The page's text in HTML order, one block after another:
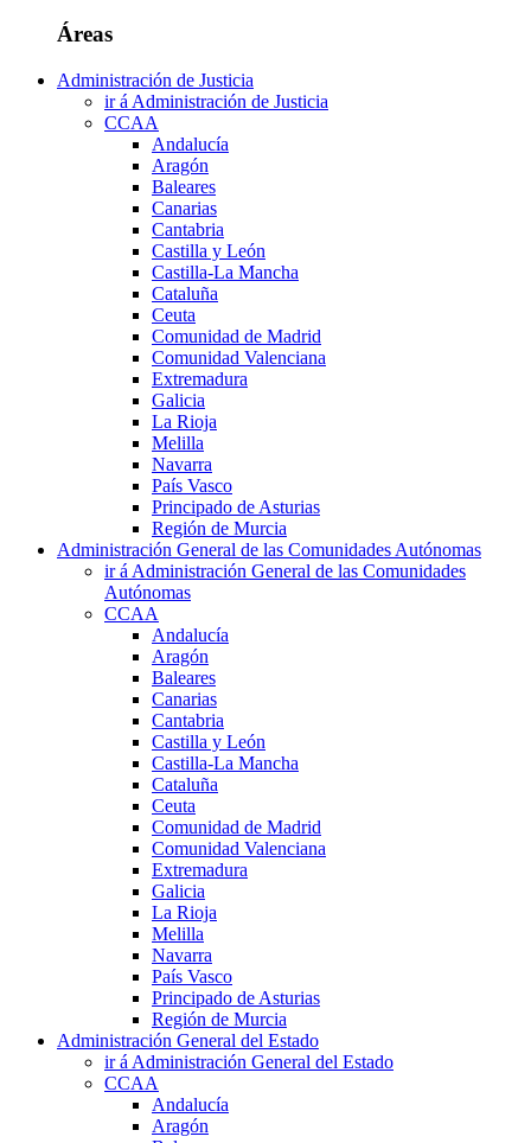
Áreas
Administración de Justicia
ir á Administración de Justicia
CCAA
Andalucía
Aragón
Baleares
Canarias
Cantabria
Castilla y León
Castilla-La Mancha
Cataluña
Ceuta
Comunidad de Madrid
Comunidad Valenciana
Extremadura
Galicia
La Rioja
Melilla
Navarra
País Vasco
Principado de Asturias
Región de Murcia
Administración General de las Comunidades Autónomas
ir á Administración General de las Comunidades
Autónomas
CCAA
Andalucía
Aragón
Baleares
Canarias
Cantabria
Castilla y León
Castilla-La Mancha
Cataluña
Ceuta
Comunidad de Madrid
Comunidad Valenciana
Extremadura
Galicia
La Rioja
Melilla
Navarra
País Vasco
Principado de Asturias
Región de Murcia
Administración General del Estado
ir á Administración General del Estado
CCAA
Andalucía
Aragón